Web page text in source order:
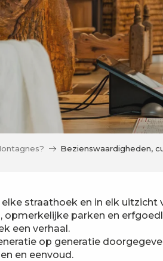
Bezienswaardigheden,
straathoek en in elk uitzicht
opmerkelijke parken en
een verhaal.
op generatie
en eenvoud.